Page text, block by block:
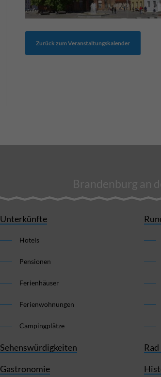
Zurück zum Veranstaltungskalender
Brandenburg an
Unterkünfte
Hotels
Pensionen
Ferienhäuser
Ferienwohnungen
Campingplätze
Sehenswürdigkeiten
Gastronomie